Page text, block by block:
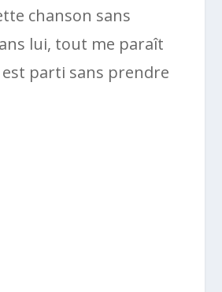
chanson sans
lui, tout me paraît
parti sans prendre